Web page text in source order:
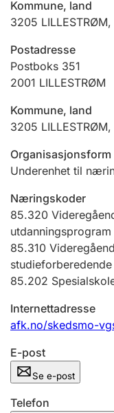
Offentlig sektor
Andre tema
Kommune, land
3205 LILLESTRØM,
Postadresse
Postboks 351
2001 LILLESTRØM
Kommune, land
3205 LILLESTRØM,
Organisasjonsform
Underenhet til
Næringskoder
85.320
utdanningsprogram
85.310
85.202
Internettadresse
afk.no/skedsmo-
E-post
Se e-post
Telefon